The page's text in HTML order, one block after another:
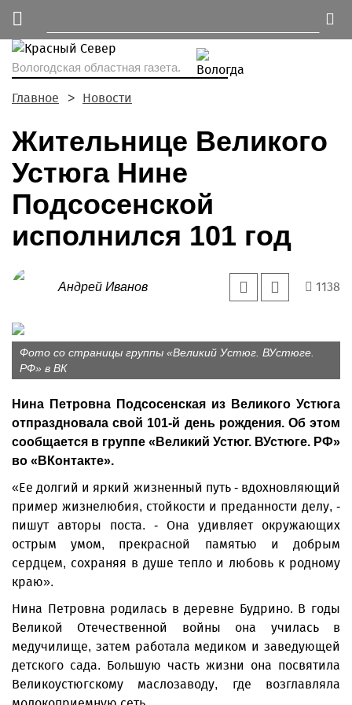
Вологодская областная газета.
Главное Новости
Жительнице Великого
Устюга Нине
Подсосенской
исполнился 101 год
Андрей Иванов 1138
Фото со страницы группы «Великий Устюг. ВУстюге.
РФ» в ВК
Нина Петровна Подсосенская из Великого Устюга
отпраздновала свой 101-й день рождения. Об этом
сообщается в группе «Великий Устюг. ВУстюге. РФ»
во «ВКонтакте».
«Ее долгий и яркий жизненный путь - вдохновляющий
пример жизнелюбия, стойкости и преданности делу, -
пишут авторы поста. - Она удивляет окружающих
острым умом, прекрасной памятью и добрым
сердцем, сохраняя в душе тепло и любовь к родному
краю».
Нина Петровна родилась в деревне Будрино. В годы
Великой Отечественной войны она училась в
медучилище, затем работала медиком и заведующей
детского сада. Большую часть жизни она посвятила
Великоустюгскому маслозаводу, где возглавляла